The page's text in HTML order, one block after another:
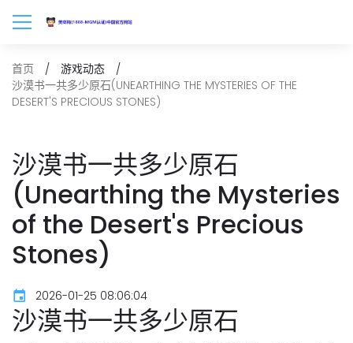
首页
游戏动态
沙漠书一共多少原石(UNEARTHING THE MYSTERIES OF THE
DESERT'S PRECIOUS STONES)
沙漠书一共多少原石
(Unearthing the Mysteries
of the Desert's Precious
Stones)
2026-01-25 08:06:04
沙漠书一共多少原石